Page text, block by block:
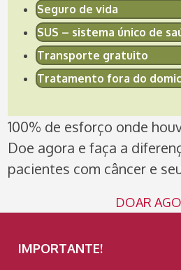
Seguro de vida
SUS – sistema único de
Transporte gratuito
Tratamento fora do
100% de esforço onde
Doe agora e faça a
pacientes com câncer e
DOAR
IMPORTANTE!